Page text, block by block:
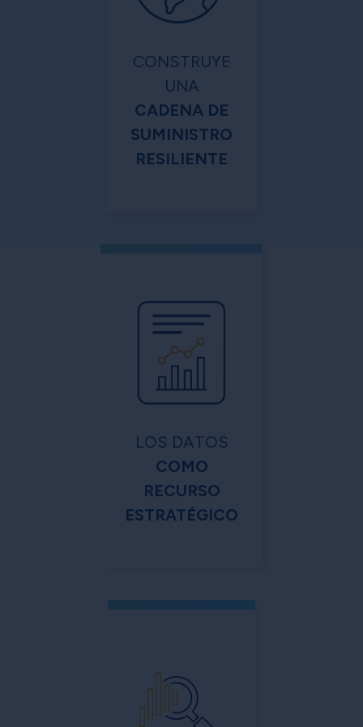
CONSTRUYE
UNA
CADENA DE
SUMINISTRO
RESILIENTE
LOS DATOS
COMO
RECURSO
ESTRATÉGICO